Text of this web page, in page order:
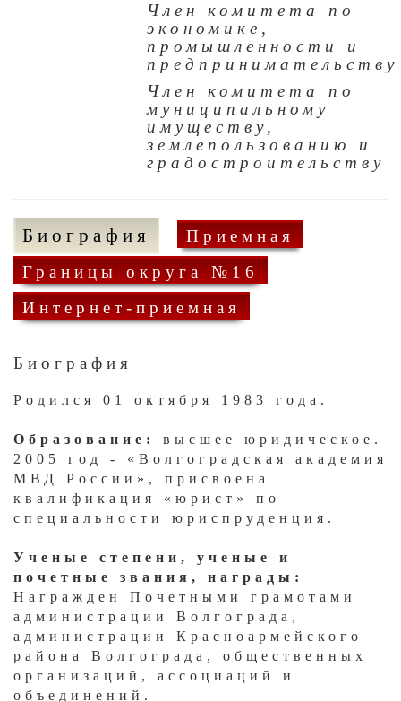
Член комитета по
экономике,
промышленности и
предпринимательству
Член комитета по
муниципальному
имуществу,
землепользованию и
градостроительству
Биография
Приемная
Границы округа №16
Интернет-приемная
Биография
​Родился 01 октября 1983 года.
Образование:
высшее юридическое.
2005 год - «Волгоградская академия
МВД России», присвоена
квалификация «юрист» по
специальности юриспруденция.
Ученые степени, ученые и
почетные звания, награды:
Награжден Почетными грамотами
администрации Волгограда,
администрации Красноармейского
района Волгограда, общественных
организаций, ассоциаций и
объединений.